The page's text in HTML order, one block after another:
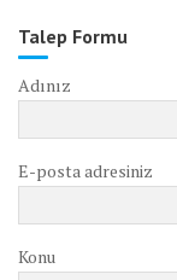
Talep Formu
Adınız
E-posta adresiniz
Konu